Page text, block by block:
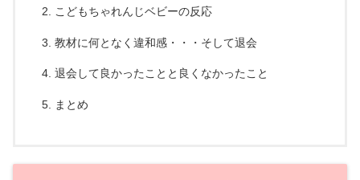
こどもちゃれんじベビーの反応
教材に何となく違和感・・・そして退会
退会して良かったことと良くなかったこと
まとめ